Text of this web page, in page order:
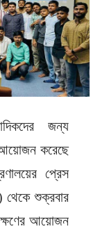
জন্য
আয়োজন করেছে
প্রেস
শুক্রবার
আয়োজন